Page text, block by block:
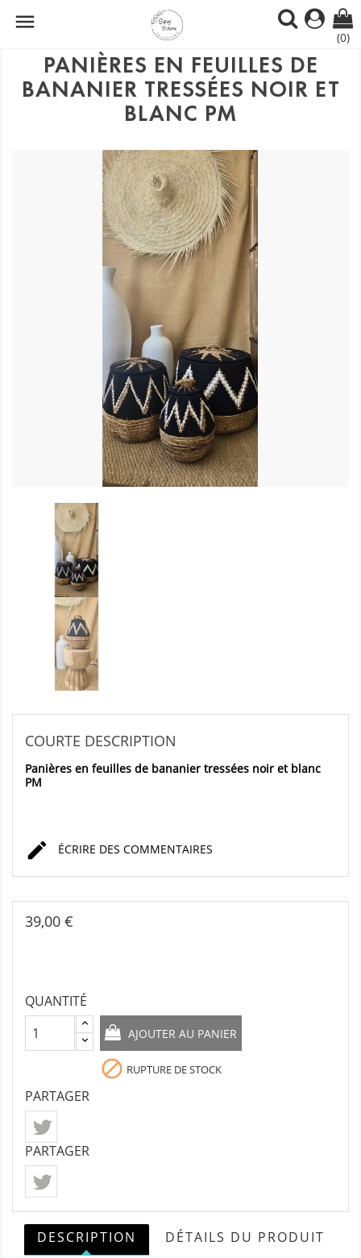

(0)
PANIÈRES EN FEUILLES DE
BANANIER TRESSÉES NOIR ET
BLANC PM
COURTE DESCRIPTION
Panières en feuilles de bananier tressées noir et blanc
PM
 ÉCRIRE DES COMMENTAIRES
39,00 €
QUANTITÉ
AJOUTER AU PANIER
 RUPTURE DE STOCK
PARTAGER
PARTAGER
DESCRIPTION
DÉTAILS DU PRODUIT